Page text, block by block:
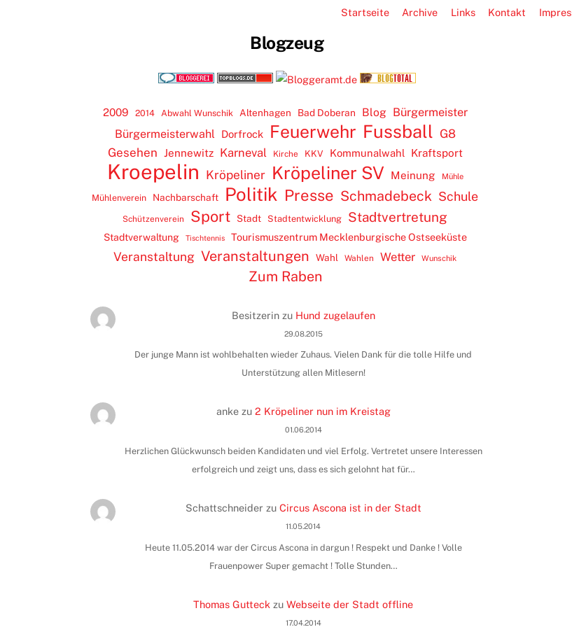
Startseite Archive Links Kontakt
Blogzeug
2009 2014 Abwahl Wunschik Altenhagen Bad Doberan Blog Bürgermeister
Bürgermeisterwahl
Dorfrock Feuerwehr Fussball G8
Gesehen Jennewitz Karneval Kirche KKV Kommunalwahl Kraftsport
Kroepelin Kröpeliner Kröpeliner SV Meinung Mühle
Mühlenverein Nachbarschaft Politik Presse Schmadebeck Schule
Schützenverein Sport Stadt Stadtentwicklung Stadtvertretung
Stadtverwaltung Tischtennis Tourismuszentrum Mecklenburgische Ostseeküste
Veranstaltung Veranstaltungen Wahl Wahlen Wetter Wunschik
Zum Raben
Besitzerinzu Hund zugelaufen
29.08.2015
Der junge Mann ist wohlbehalten wieder Zuhaus. Vielen Dank für die tolle Hilfe und
Unterstützung allen Mitlesern!
ankezu 2 Kröpeliner nun im Kreistag
01.06.2014
Herzlichen Glückwunsch beiden Kandidaten und viel Erfolg. Vertretet unsere Interessen
erfolgreich und zeigt uns, dass es sich gelohnt hat für…
Schattschneider zu Circus Ascona ist in der Stadt
11.05.2014
Heute 11.05.2014 war der Circus Ascona in dargun ! Respekt und Danke ! Volle
Frauenpower Super gemacht ! Tolle Stunden…
Thomas Gutteck zuWebseite der Stadt offline
17.04.2014